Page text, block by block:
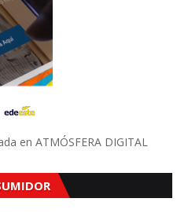
en ATMÓSFERA DIGITAL